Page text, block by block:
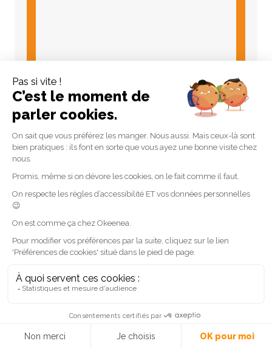
Blog édité par
Le groupe
On vous répond
Découvrir le groupe Okeenea Tactile Studio